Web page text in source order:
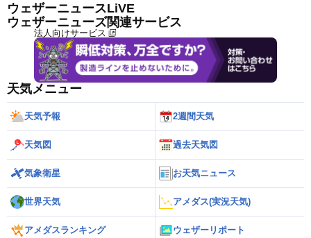
ウェザーニュースLiVE
ウェザーニューズ関連サービス
法人向けサービス
天気メニュー
天気予報 2週間天気
天気図 過去天気図
気象衛星 お天気ニュース
世界天気 アメダス(実況天気)
アメダスランキング ウェザーリポート